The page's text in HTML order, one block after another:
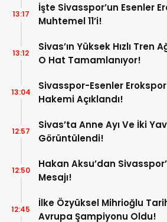
İşte Sivasspor’un Esenler
Muhtemel 11’i!
13:17
Sivas’ın Yüksek Hızlı Tren
O Hat Tamamlanıyor!
13:12
Sivasspor-Esenler Erokspor
Hakemi Açıklandı!
13:04
Sivas’ta Anne Ayı Ve İki
Görüntülendi!
12:57
Hakan Aksu’dan
Mesajı!
12:50
İlke Özyüksel Mihrioğlu
Avrupa Şampiyonu Oldu!
12:45